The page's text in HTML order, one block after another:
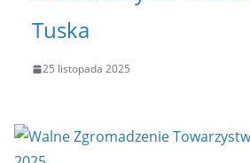
Tuska
25 listopada 2025